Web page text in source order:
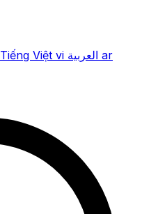
Tiếng Việt vi العربية ar